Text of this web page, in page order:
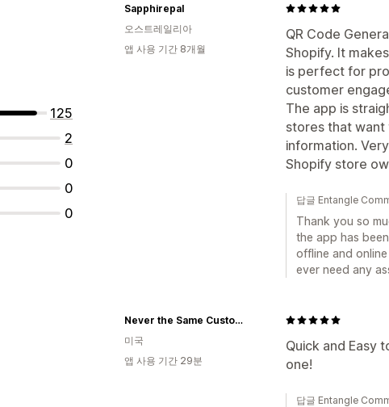
125
2
0
0
0
QR Code
Shopify. It
is perfect for
customer
The app is
stores that
information.
Shopify store
Sapphirepal
오스트레일리아
앱 사용 기간 8개월
답글 Entangle
Thank you so
the app has
offline and
ever need any
Quick and Easy
one!
Never the Same Customz
미국
앱 사용 기간 29분
답글 Entangle